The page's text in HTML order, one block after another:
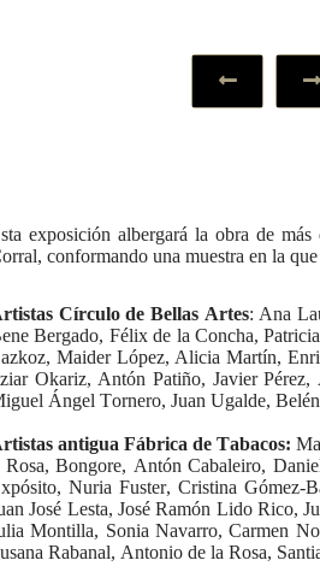
‹ ›
exposición albergará la obra de
conformando una muestra en la
Círculo de Bellas Artes: Ana
Bergado, Félix de la Concha,
Maider López, Alicia Martín,
Okariz, Antón Patiño, Javier Pérez,
Ángel Tornero, Juan Ugalde,
antigua Fábrica de Tabacos:
Bongore, Antón Cabaleiro,
Nuria Fuster, Cristina
José Lesta, José Ramón Lido Rico,
Montilla, Sonia Navarro, Carmen
Rabanal, Antonio de la Rosa,